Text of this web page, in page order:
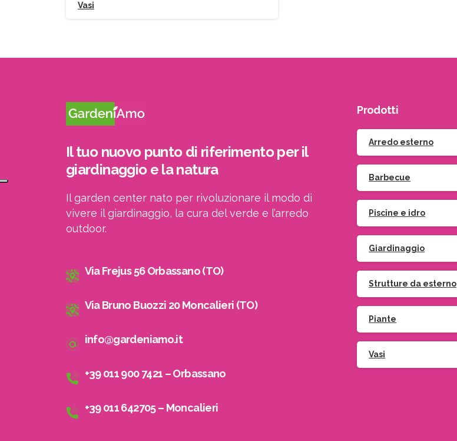
Vasi
Il tuo nuovo punto di riferimento per il
giardinaggio e la natura
Il garden center nato per rivoluzionare il modo di
vivere il giardinaggio, la cura del verde e l’arredo
outdoor.
Via Frejus 56 Orbassano (TO)
Via Bruno Buozzi 20 Moncalieri (TO)
info@gardeniamo.it
+39 011 900 7421 – Orbassano
+39 011 642705 – Moncalieri
Prodotti
Arredo esterno
Barbecue
Piscine e idro
Giardinaggio
Strutture da esterno
Piante
Vasi